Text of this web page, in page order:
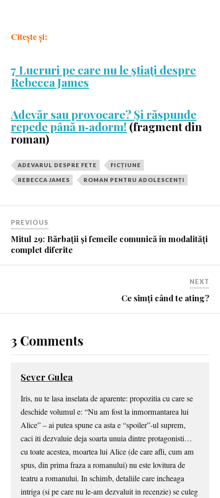
Citește și:
7 Lucruri pe care nu le ştiaţi despre
Rebecca James
Adevăr sau provocare? Şi răspunde
repede până n‑adorm! (fragment din
roman)
ADEVARUL DESPRE FETE FICȚIUNE
REBECCA JAMES ROMAN PENTRU ADOLESCENȚI
PREVIOUS
Mitul 29: Bărbații și femeile comunică în modalități
complet diferite
NEXT
Ce simți când te ating?
3 Comments
Sever Gulea
Iris, nu te lasa inselata de aparente: propozitia cu care se
deschide volumul e: “Nu am fost la inmormantarea lui
Alice” – ai putea spune ca asta e “spoiler”-ul suprem,
caci iti dezvaluie deja soarta unuia dintre protagonisti…
cu toate acestea, moartea lui Alice (de care afli, cum am
spus, din prima fraza a romanului) nu este lovitura de
teatru a romanului. In schimb, detaliile care incheaga
intriga (si pe care nu le-am dezvaluit in recenzie) se culeg